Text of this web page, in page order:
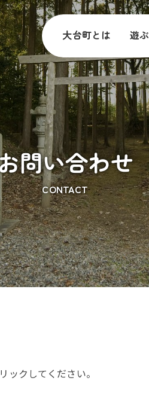
大台町とは 遊ぶ
問い合わせ
CONTACT
ックしてください。